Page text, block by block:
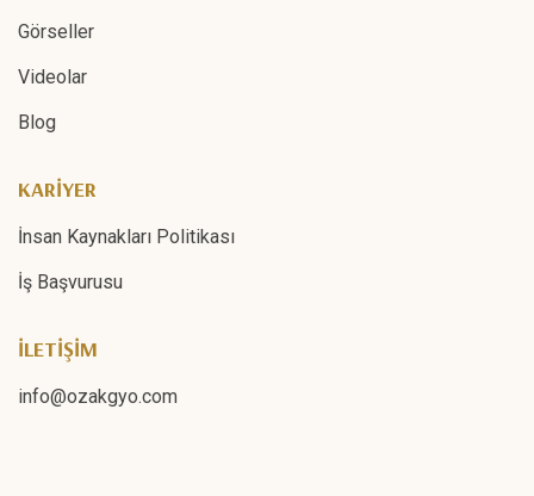
Görseller
Videolar
Blog
KARİYER
İnsan Kaynakları Politikası
İş Başvurusu
İLETİŞİM
info@ozakgyo.com